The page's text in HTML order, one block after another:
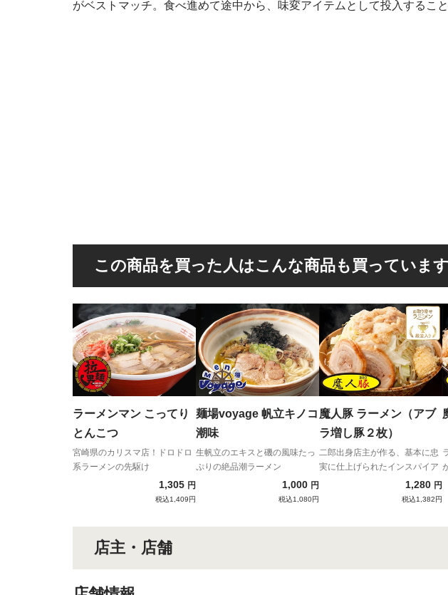
がベストマッチ。食べ進めて途中から、味変アイテムとして投入するこ
この商品を買った人はこんな商品も買っています
ラーメンマン こってり
とんこつ
宮崎県のカリスマ店！ドロドロ
系ラーメンの先駆け
1,305 円
税込1,409円
麺場voyage 帆立キノコ
潮味
生帆立のエキスと磯の風味たっ
ぷりの絶品潮ラーメン
1,000 円
税込1,080円
魔人豚 ラーメン（アブ
ラ増し豚２枚）
二郎出身店主が作る、基本に忠
実に仕上げられたインスパイア
1,280 円
税込1,382円
店主・店舗